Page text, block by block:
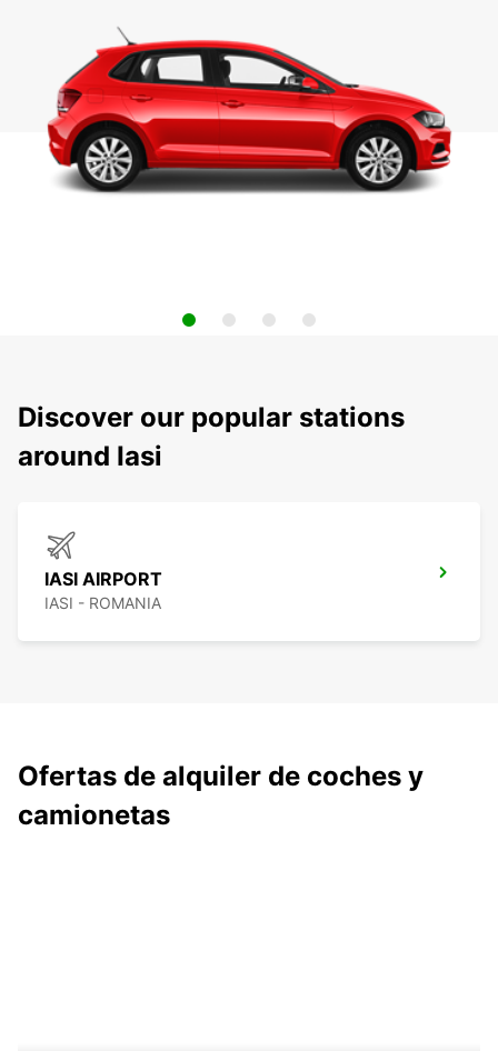
Discover our popular stations
around Iasi
IASI AIRPORT
IASI - ROMANIA
Ofertas de alquiler de coches y
camionetas